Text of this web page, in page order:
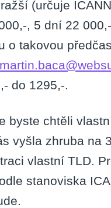
(určuje
, 5 dní 22
o takovou
do 1295,-.
byste chtěli
vyšla zhruba na
vlastní TLD.
stanoviska